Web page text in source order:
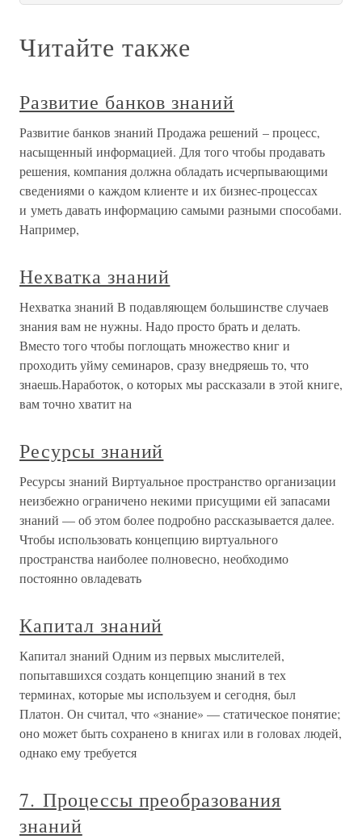
Читайте также
Развитие банков знаний
Развитие банков знаний Продажа решений – процесс,
насыщенный информацией. Для того чтобы продавать
решения, компания должна обладать исчерпывающими
сведениями о каждом клиенте и их бизнес-процессах
и уметь давать информацию самыми разными способами.
Например,
Нехватка знаний
Нехватка знаний В подавляющем большинстве случаев
знания вам не нужны. Надо просто брать и делать.
Вместо того чтобы поглощать множество книг и
проходить уйму семинаров, сразу внедряешь то, что
знаешь.Наработок, о которых мы рассказали в этой книге,
вам точно хватит на
Ресурсы знаний
Ресурсы знаний Виртуальное пространство организации
неизбежно ограничено некими присущими ей запасами
знаний — об этом более подробно рассказывается далее.
Чтобы использовать концепцию виртуального
пространства наиболее полновесно, необходимо
постоянно овладевать
Капитал знаний
Капитал знаний Одним из первых мыслителей,
попытавшихся создать концепцию знаний в тех
терминах, которые мы используем и сегодня, был
Платон. Он считал, что «знание» — статическое понятие;
оно может быть сохранено в книгах или в головах людей,
однако ему требуется
7. Процессы преобразования
знаний